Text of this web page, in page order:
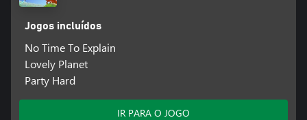
Jogos incluídos
No Time To Explain
Lovely Planet
Party Hard
IR PARA O JOGO